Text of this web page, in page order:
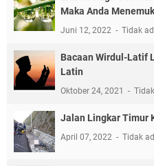
Maka Anda
Juni 12, 2022 Tidak
Bacaan Wirdul-Latif
Latin
Oktober 24, 2021
Jalan Lingkar Timur
April 07, 2022 Tidak